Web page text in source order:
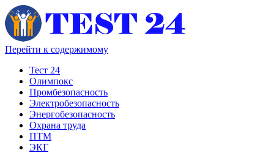
Перейти к содержимому
Тест 24
Олимпокс
Промбезопасность
Электробезопасность
Энергобезопасность
Охрана труда
ПТМ
ЭКГ